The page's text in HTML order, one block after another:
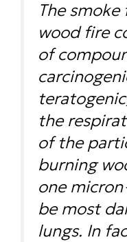
The
wood fire
of
the
of the
burning
one
be most
lungs. In